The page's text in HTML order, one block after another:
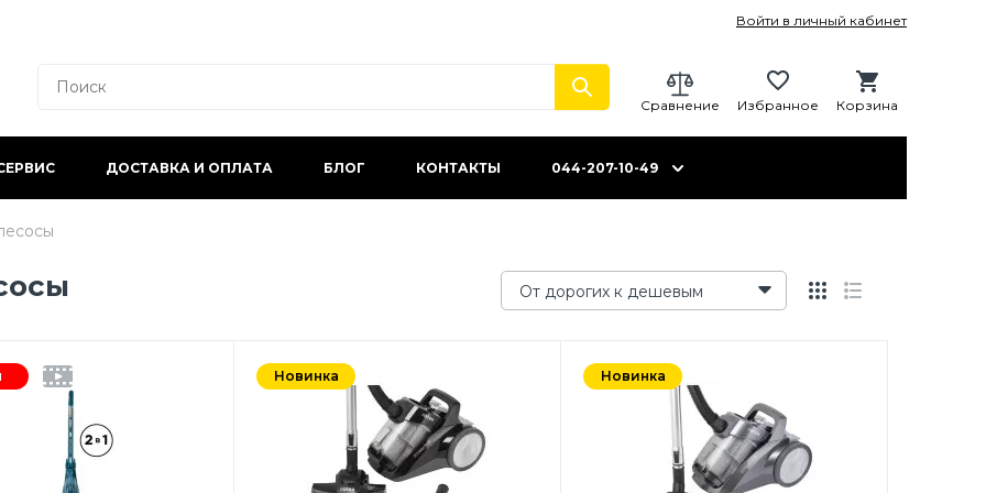
Войти в личный кабинет
Корзина
Избранное
Сравнение
ДОСТАВКА И ОПЛАТА БЛОГ КОНТАКТЫ 044-207-10-49
От дорогих к дешевым
Новинка Новинка